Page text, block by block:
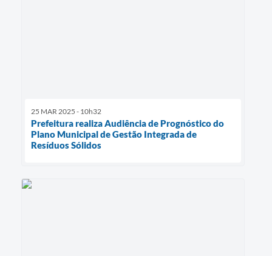
25 MAR 2025 - 10h32
Prefeitura realiza Audiência de Prognóstico do
Plano Municipal de Gestão Integrada de
Resíduos Sólidos